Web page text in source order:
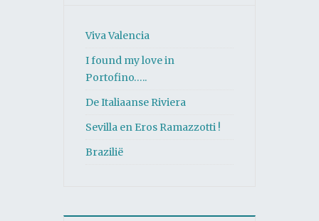
Viva Valencia
I found my love in
Portofino…..
De Italiaanse Riviera
Sevilla en Eros Ramazzotti !
Brazilië